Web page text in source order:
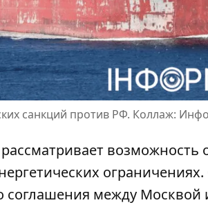
санкций против РФ. Коллаж:
рассматривает возможность
соглашения между Москвой